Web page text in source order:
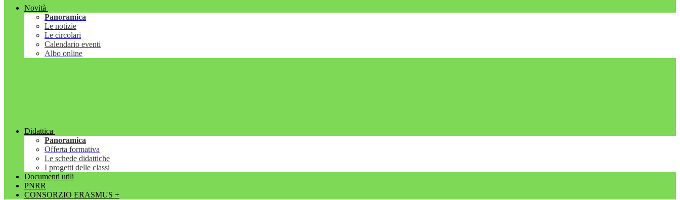
Novità
Panoramica
Le notizie
Le circolari
Calendario eventi
Albo online
Didattica
Panoramica
Offerta formativa
Le schede didattiche
I progetti delle classi
Documenti utili
PNRR
CONSORZIO ERASMUS +